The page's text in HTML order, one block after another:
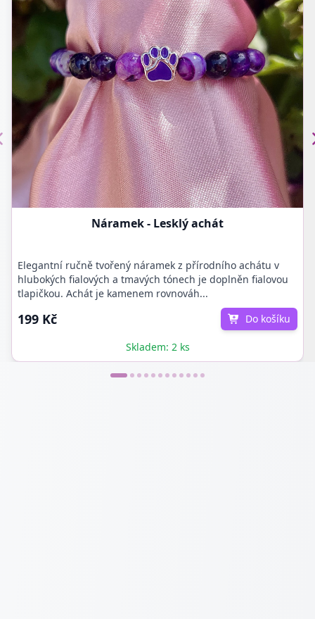
Náramek - Lesklý achát
Elegantní ručně tvořený náramek z přírodního achátu v
hlubokých fialových a tmavých tónech je doplněn fialovou
tlapičkou. Achát je kamenem rovnováh...
199 Kč Do košíku
Skladem: 2 ks